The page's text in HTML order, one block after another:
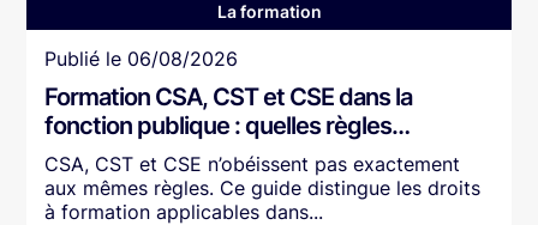
La formation
Article
Publié le 06/08/2026
Formation CSA, CST et CSE dans la
fonction publique : quelles règles…
CSA, CST et CSE n’obéissent pas exactement
aux mêmes règles. Ce guide distingue les droits
à formation applicables dans...